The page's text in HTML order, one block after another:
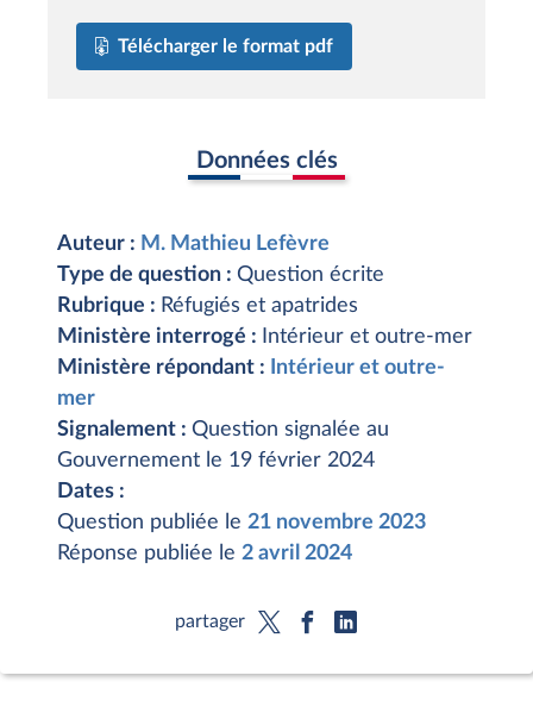
Télécharger le format pdf
Données clés
Auteur : M. Mathieu Lefèvre
Type de question : Question écrite
Rubrique : Réfugiés et apatrides
Ministère interrogé :
Intérieur et outre-mer
Ministère répondant :
Intérieur et outre-
mer
Signalement : Question signalée au
Gouvernement le 19 février 2024
Dates :
Question publiée le 21 novembre 2023
Réponse publiée le 2 avril 2024
partager